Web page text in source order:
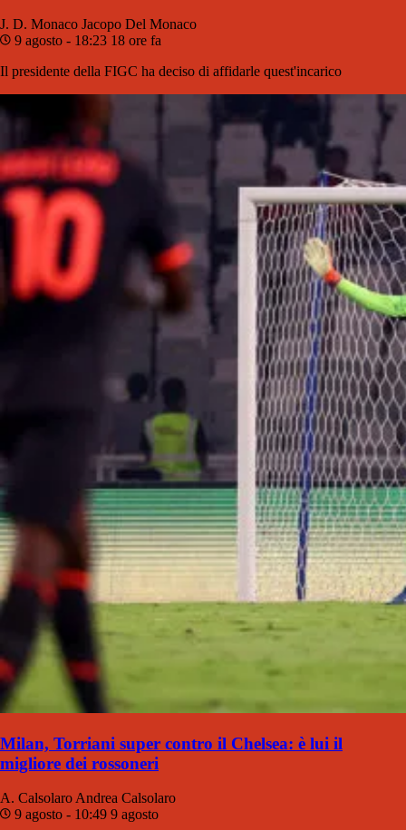
J. D. Monaco Jacopo Del Monaco
9 agosto - 18:23 18 ore fa
Il presidente della FIGC ha deciso di affidarle quest'incarico
Milan, Torriani super contro il Chelsea: è lui il
migliore dei rossoneri
A. CalsolaroAndrea Calsolaro
9 agosto - 10:49 9 agosto